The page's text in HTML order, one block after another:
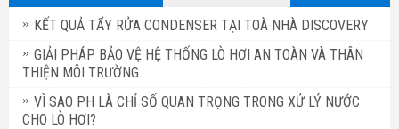
KẾT QUẢ TẨY RỬA CONDENSER TẠI TOÀ NHÀ DISCOVERY
GIẢI PHÁP BẢO VỆ HỆ THỐNG LÒ HƠI AN TOÀN VÀ THÂN
THIỆN MÔI TRƯỜNG
VÌ SAO PH LÀ CHỈ SỐ QUAN TRỌNG TRONG XỬ LÝ NƯỚC
CHO LÒ HƠI?